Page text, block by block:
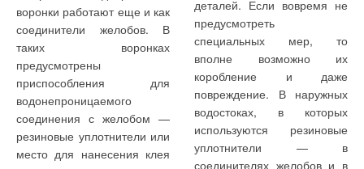
воронки работают еще и как
соединители желобов. В
таких воронках
предусмотрены
приспособления для
водонепроницаемого
соединения с желобом —
резиновые уплотнители или
место для нанесения клея
деталей. Если вовремя не
предусмотреть
специальных мер, то
вполне возможно их
коробление и даже
повреждение. В наружных
водостоках, в которых
используются резиновые
уплотнители — в
соединителях желобов и в